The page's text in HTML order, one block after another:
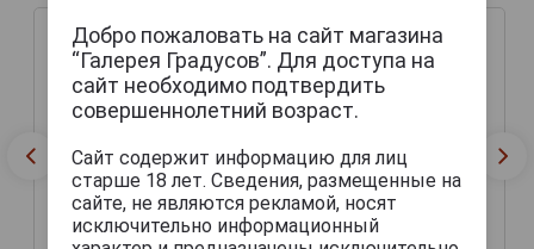
Добро пожаловать на сайт магазина
“Галерея Градусов”. Для доступа на
сайт необходимо подтвердить
совершеннолетний возраст.
Сайт содержит информацию для лиц
старше 18 лет. Сведения, размещенные на
сайте, не являются рекламой, носят
исключительно информационный